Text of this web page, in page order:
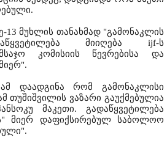
13 მუხლის თანახმად "გამონაკლის
მიიღება ijf-ს
კომისიის წევრებისა და
დაადგინა რომ გამონაკლისი
თუშიშვილის ვაზარი გაუქმებულია
მაკეთი. გადაწყვეტილება
მიერ დაფიქსირებულ საბოლოო